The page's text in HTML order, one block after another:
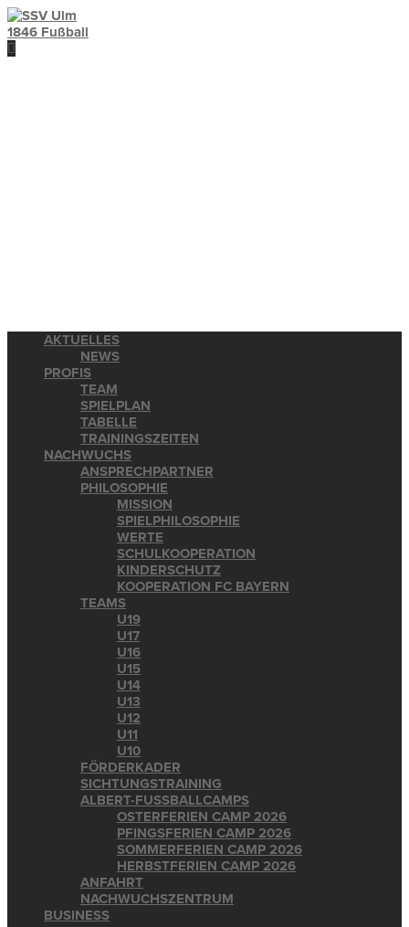
AKTUELLES
NEWS
PROFIS
TEAM
SPIELPLAN
TABELLE
TRAININGSZEITEN
NACHWUCHS
ANSPRECHPARTNER
PHILOSOPHIE
MISSION
SPIELPHILOSOPHIE
WERTE
SCHULKOOPERATION
KINDERSCHUTZ
KOOPERATION FC BAYERN
TEAMS
U19
U17
U16
U15
U14
U13
U12
U11
U10
FÖRDERKADER
SICHTUNGSTRAINING
ALBERT-FUSSBALLCAMPS
OSTERFERIEN CAMP 2026
PFINGSFERIEN CAMP 2026
SOMMERFERIEN CAMP 2026
HERBSTFERIEN CAMP 2026
ANFAHRT
NACHWUCHSZENTRUM
BUSINESS